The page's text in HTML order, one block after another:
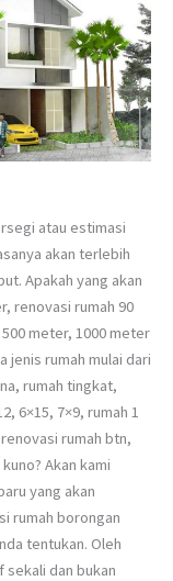
atau estimasi
akan terlebih
Apakah yang akan
renovasi rumah 90
meter, 1000 meter
jenis rumah mulai dari
rumah tingkat,
6×15, 7×9, rumah 1
rumah btn,
Akan kami
yang akan
rumah borongan
tentukan. Oleh
sekali dan bukan